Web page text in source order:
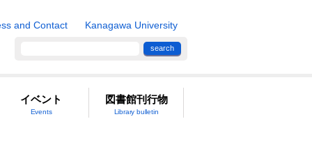
and Contact Kanagawa University
search
イベント
Events
図書館刊行物
Library bulletin